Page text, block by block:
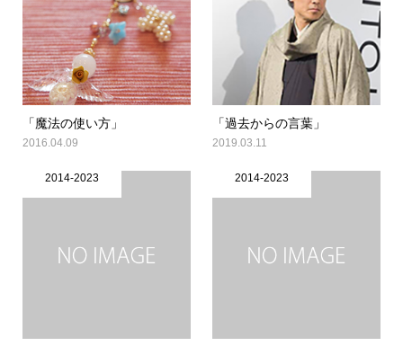
「魔法の使い方」
2016.04.09
「過去からの言葉」
2019.03.11
2014-2023 2014-2023